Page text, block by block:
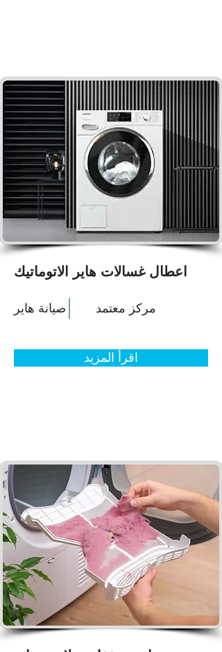
اعطال غسالات هاير الاتوماتيك
صيانة هاير مركز معتمد
اقرأ المزيد